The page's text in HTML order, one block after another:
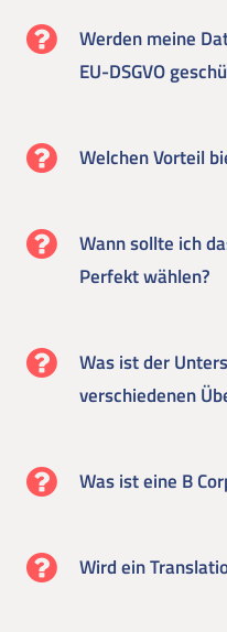
Werden meine
EU-DSGVO
Welchen Vorteil
Wann sollte ich
Perfekt wählen?
Was ist der
verschiedenen
Was ist eine B
Wird ein